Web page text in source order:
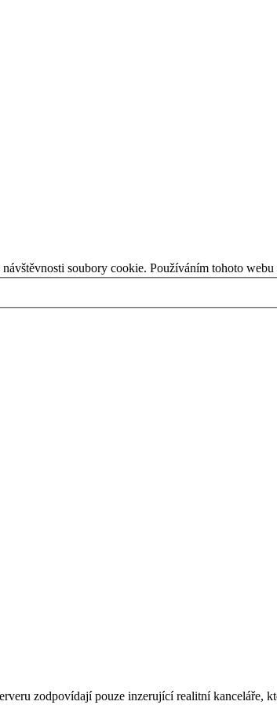
soubory cookie. Používáním tohoto webu
zodpovídají pouze inzerující realitní kanceláře,